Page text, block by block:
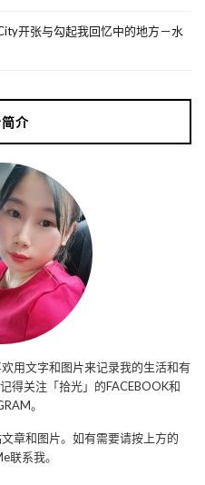
开张与勾起我回忆中的地方－水
介
用文字和图片来记录我的生活和有
得关注「拾光」的FACEBOOK和
。
章和图片。如有需要请按上方的
联系我。